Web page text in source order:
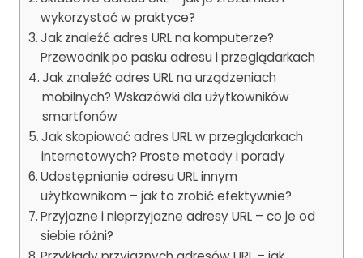
wykorzystać w praktyce?
Jak znaleźć adres URL na komputerze?
Przewodnik po pasku adresu i przeglądarkach
Jak znaleźć adres URL na urządzeniach
mobilnych? Wskazówki dla użytkowników
smartfonów
Jak skopiować adres URL w przeglądarkach
internetowych? Proste metody i porady
Udostępnianie adresu URL innym
użytkownikom – jak to zrobić efektywnie?
Przyjazne i nieprzyjazne adresy URL – co je od
siebie różni?